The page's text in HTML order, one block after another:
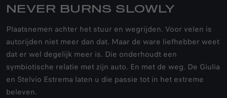
NEVER BURNS SLOWLY
Plaatsnemen achter het stuur en wegrijden. Voor velen is
autorijden niet meer dan dat. Maar de ware liefhebber weet
dat er wel degelijk meer is. Die onderhoudt een
symbiotische relatie met zijn auto. En met de weg. De Giulia
en Stelvio Estrema laten u die passie tot in het extreme
beleven.